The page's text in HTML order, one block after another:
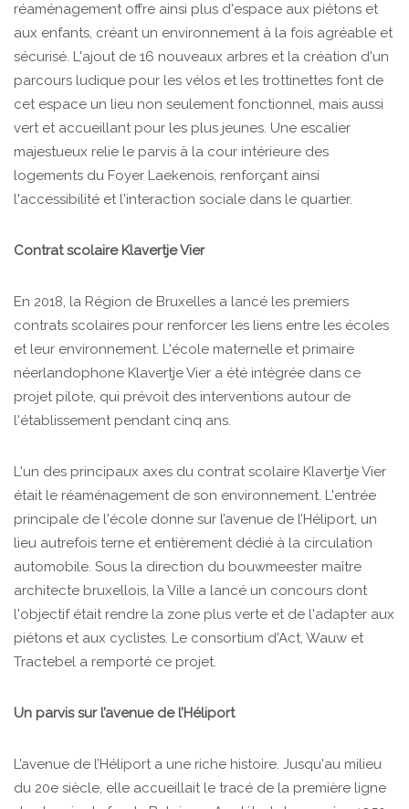
réaménagement offre ainsi plus d'espace aux piétons et
aux enfants, créant un environnement à la fois agréable et
sécurisé. L'ajout de 16 nouveaux arbres et la création d'un
parcours ludique pour les vélos et les trottinettes font de
cet espace un lieu non seulement fonctionnel, mais aussi
vert et accueillant pour les plus jeunes. Une escalier
majestueux relie le parvis à la cour intérieure des
logements du Foyer Laekenois, renforçant ainsi
l'accessibilité et l'interaction sociale dans le quartier.
Contrat scolaire Klavertje Vier
En 2018, la Région de Bruxelles a lancé les premiers
contrats scolaires pour renforcer les liens entre les écoles
et leur environnement. L'école maternelle et primaire
néerlandophone Klavertje Vier a été intégrée dans ce
projet pilote, qui prévoit des interventions autour de
l'établissement pendant cinq ans.
L'un des principaux axes du contrat scolaire Klavertje Vier
était le réaménagement de son environnement. L'entrée
principale de l'école donne sur l’avenue de l’Héliport, un
lieu autrefois terne et entièrement dédié à la circulation
automobile. Sous la direction du bouwmeester maître
architecte bruxellois, la Ville a lancé un concours dont
l'objectif était rendre la zone plus verte et de l'adapter aux
piétons et aux cyclistes. Le consortium d'Act, Wauw et
Tractebel a remporté ce projet.
Un parvis sur l’avenue de l’Héliport
L’avenue de l’Héliport a une riche histoire. Jusqu'au milieu
du 20e siècle, elle accueillait le tracé de la première ligne